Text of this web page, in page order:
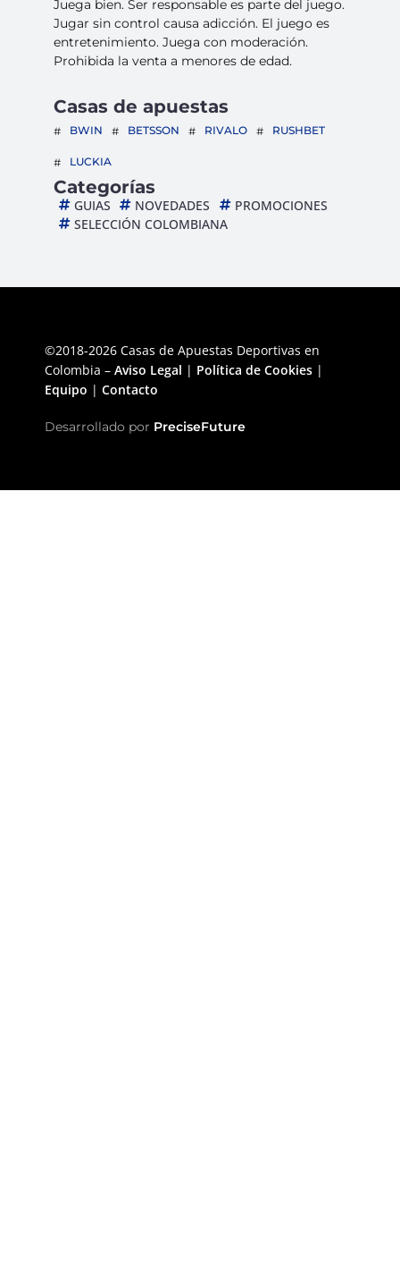
Juega bien. Ser responsable es parte del juego.
Jugar sin control causa adicción. El juego es
entretenimiento. Juega con moderación.
Prohibida la venta a menores de edad.
Casas de apuestas
BWIN BETSSON RIVALO RUSHBET
LUCKIA
Categorías
GUIAS NOVEDADES
PROMOCIONES
SELECCIÓN COLOMBIANA
©2018-2026 Casas de Apuestas Deportivas en
Colombia – Aviso Legal | Política de Cookies |
Equipo | Contacto
Desarrollado por PreciseFuture